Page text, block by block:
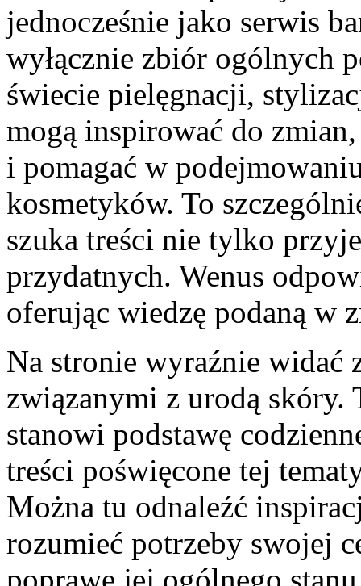
jednocześnie jako serwis
wyłącznie zbiór ogólnych
świecie pielęgnacji,
mogą inspirować do
i pomagać w
kosmetyków. To
szuka treści nie tylko
przydatnych. Wenus
oferując wiedzę podaną w
Na stronie wyraźnie widać
związanymi z urodą skóry.
stanowi podstawę
treści poświęcone tej
Można tu odnaleźć
rozumieć potrzeby swojej
poprawę jej ogólnego